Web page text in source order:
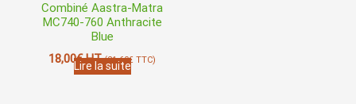
Combiné Aastra-Matra
MC740-760 Anthracite
Blue
18,00€HT (21,60€ TTC)
Lire la suite